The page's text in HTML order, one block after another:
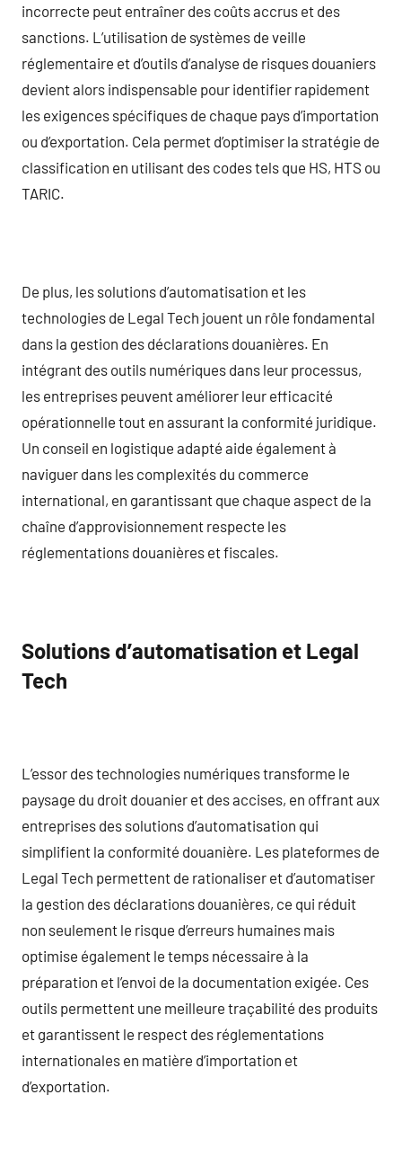
incorrecte peut entraîner des coûts accrus et des
sanctions. L’utilisation de systèmes de veille
réglementaire et d’outils d’analyse de risques douaniers
devient alors indispensable pour identifier rapidement
les exigences spécifiques de chaque pays d’importation
ou d’exportation. Cela permet d’optimiser la stratégie de
classification en utilisant des codes tels que HS, HTS ou
TARIC.
De plus, les solutions d’automatisation et les
technologies de Legal Tech jouent un rôle fondamental
dans la gestion des déclarations douanières. En
intégrant des outils numériques dans leur processus,
les entreprises peuvent améliorer leur efficacité
opérationnelle tout en assurant la conformité juridique.
Un conseil en logistique adapté aide également à
naviguer dans les complexités du commerce
international, en garantissant que chaque aspect de la
chaîne d’approvisionnement respecte les
réglementations douanières et fiscales.
Solutions d’automatisation et Legal
Tech
L’essor des technologies numériques transforme le
paysage du droit douanier et des accises, en offrant aux
entreprises des solutions d’automatisation qui
simplifient la conformité douanière. Les plateformes de
Legal Tech permettent de rationaliser et d’automatiser
la gestion des déclarations douanières, ce qui réduit
non seulement le risque d’erreurs humaines mais
optimise également le temps nécessaire à la
préparation et l’envoi de la documentation exigée. Ces
outils permettent une meilleure traçabilité des produits
et garantissent le respect des réglementations
internationales en matière d’importation et
d’exportation.